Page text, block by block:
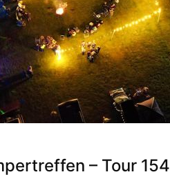
– Tour 154